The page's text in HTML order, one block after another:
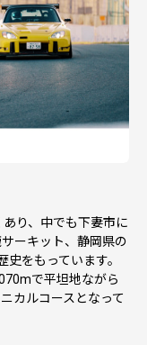
類不備等の場合
すのでご注意くだ
り、中でも下妻市に
ーキット、静岡県の
をもっています。
で平坦地ながら
カルコースとなって